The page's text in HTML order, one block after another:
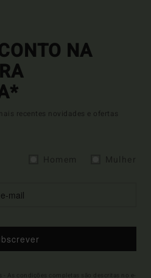
NA
recentes novidades e ofertas